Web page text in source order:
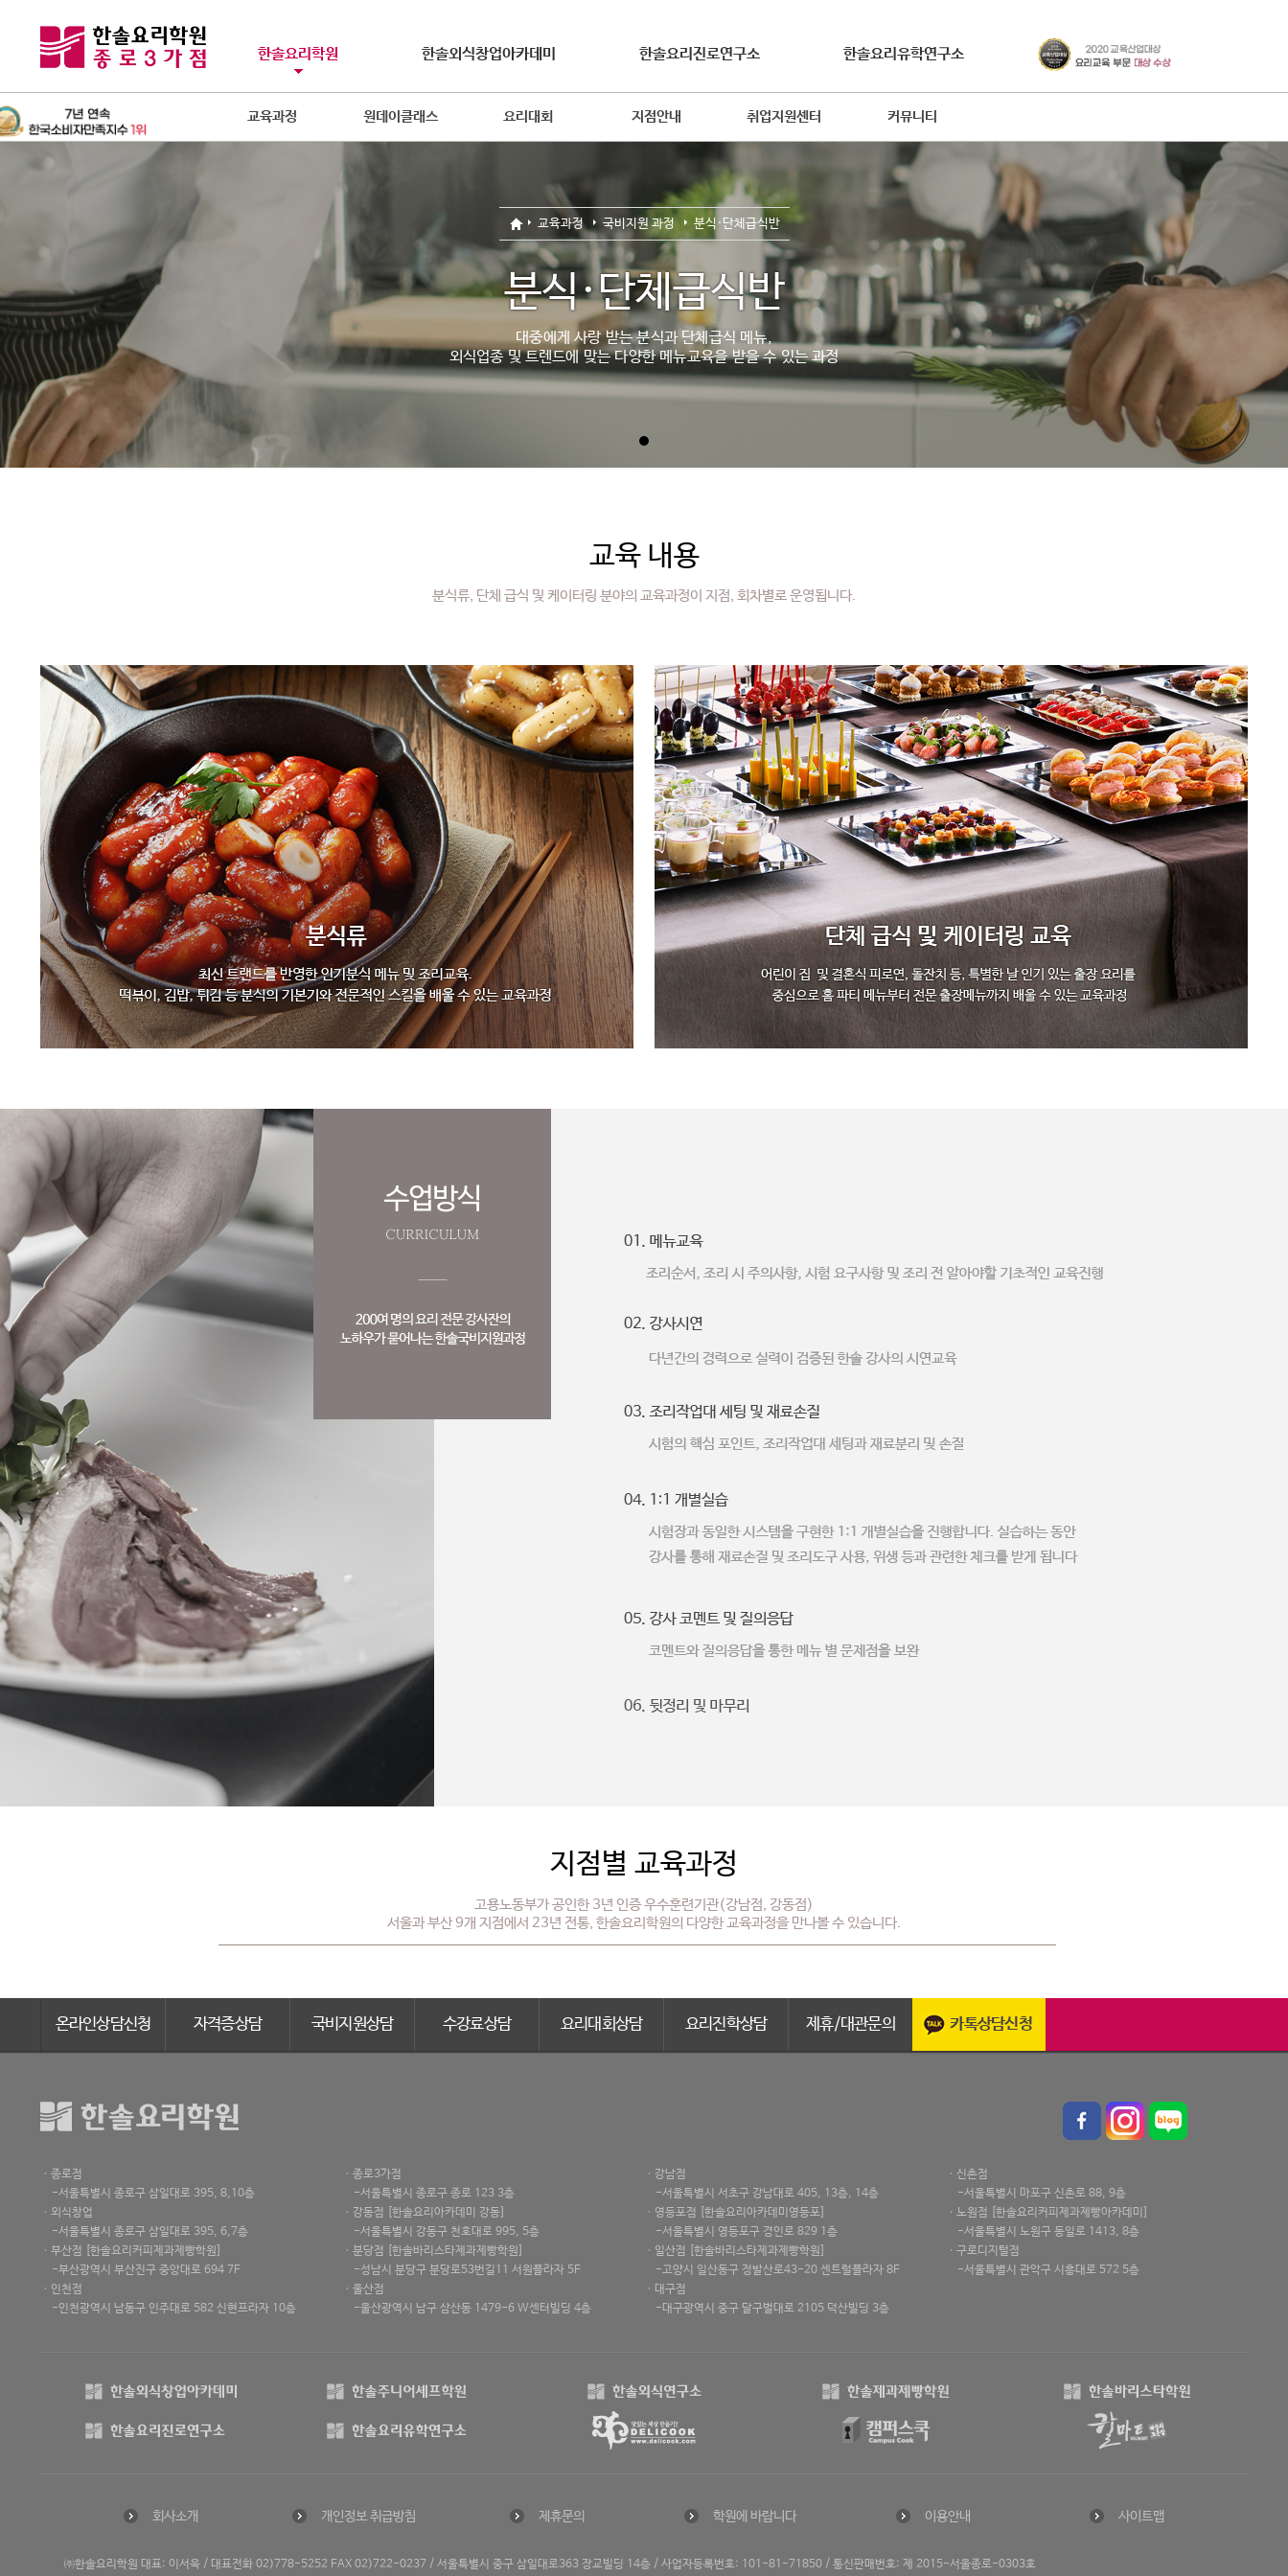
한솔요리학원 한솔외식창업아카데미 한솔요리진로연구소 한솔요리유학연구소
교육과정 원데이클래스 요리대회 지점안내 취업지원센터 커뮤니티
교육과정 국비지원 과정 분식·단체급식반
분식·단체급식반
대중에게 사랑 받는 분식과 단체급식 메뉴,
외식업종 및 트렌드에 맞는 다양한 메뉴교육을 받을 수 있는 과정
교육 내용
분식류, 단체 급식 및 케이터링 분야의 교육과정이 지점, 회차별로 운영됩니다.
지점별 교육과정
고용노동부가 공인한 3년 인증 우수훈련기관(강남점, 강동점)
서울과 부산 9개 지점에서 23년 전통, 한솔요리학원의 다양한 교육과정을 만나볼 수 있습니다.
온라인상담신청 자격증상담 국비지원상담 수강료상담 요리대회상담 요리진학상담 제휴/대관문의 카톡상담신청
ㆍ종로점
-서울특별시 종로구 삼일대로 395, 8,10층
ㆍ종로3가점
-서울특별시 종로구 종로 123 3층
ㆍ강남점
-서울특별시 서초구 강남대로 405, 13층, 14층
ㆍ신촌점
-서울특별시 마포구 신촌로 88, 9층
ㆍ외식창업
-서울특별시 종로구 삼일대로 395, 6,7층
ㆍ강동점 [한솔요리아카데미 강동]
-서울특별시 강동구 천호대로 995, 5층
ㆍ영등포점 [한솔요리아카데미영등포]
-서울특별시 영등포구 경인로 829 1층
ㆍ노원점 [한솔요리커피제과제빵아카데미]
-서울특별시 노원구 동일로 1413, 8층
ㆍ부산점 [한솔요리커피제과제빵학원]
-부산광역시 부산진구 중앙대로 694 7F
ㆍ분당점 [한솔바리스타제과제빵학원]
-성남시 분당구 분당로53번길11 서원플라자 5F
ㆍ일산점 [한솔바리스타제과제빵학원]
-고양시 일산동구 정발산로43-20 센트럴플라자 8F
ㆍ구로디지털점
-서울특별시 관악구 시흥대로 572 5층
ㆍ인천점
-인천광역시 남동구 인주대로 582 신현프라자 10층
ㆍ울산점
-울산광역시 남구 삼산동 1479-6 W센터빌딩 4층
ㆍ대구점
-대구광역시 중구 달구벌대로 2105 덕산빌딩 3층
회사소개 개인정보 취급방침 제휴문의 학원에 바랍니다 이용안내 사이트맵
㈜한솔요리학원 대표: 이서욱 / 대표전화 02)778-5252 FAX 02)722-0237 / 서울특별시 중구 삼일대로363 장교빌딩 14층 / 사업자등록번호: 101-81-71850 / 통신판매번호: 제 2015-서울종로-0303호